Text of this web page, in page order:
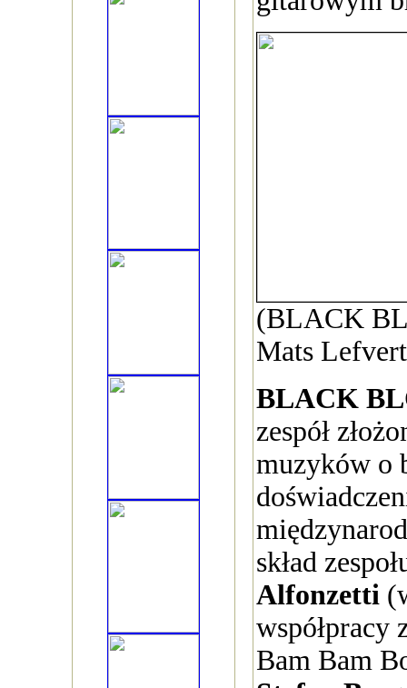
(BLACK
Mats
BLACK
zespół
muzyków o
skład
Alfonzetti
współpracy
Bam Bam